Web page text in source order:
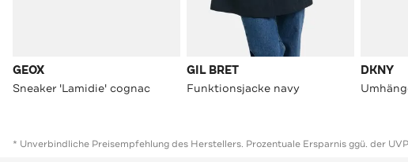
GEOX
Sneaker 'Lamidie' cognac
GIL BRET
Funktionsjacke navy
DKNY
* Unverbindliche Preisempfehlung des Herstellers. Prozentuale Ersparnis ggü. der